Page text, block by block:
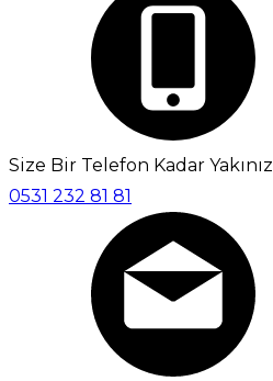
Size Bir Telefon Kadar Yakınız
0531 232 81 81